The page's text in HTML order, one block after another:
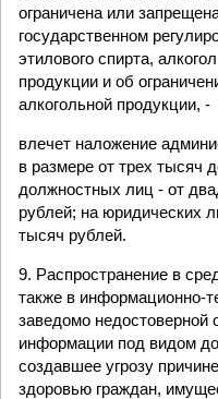
ограничена или
государственном
этилового спирта,
продукции и об
алкогольной продукции, -
влечет наложение
в размере от трех тысяч
должностных лиц - от
рублей; на юридических
тысяч рублей.
9. Распространение в
также в информационно-
заведомо недостоверной
информации под видом
создавшее угрозу
здоровью граждан,